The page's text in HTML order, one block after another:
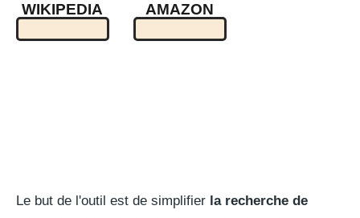
WIKIPEDIA AMAZON
Le but de l'outil est de simplifier la recherche de